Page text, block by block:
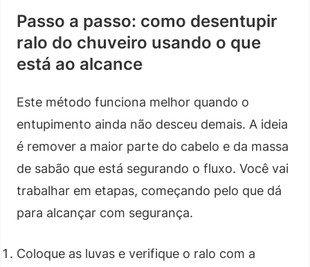
Passo a passo: como desentupir
ralo do chuveiro usando o que
está ao alcance
Este método funciona melhor quando o
entupimento ainda não desceu demais. A ideia
é remover a maior parte do cabelo e da massa
de sabão que está segurando o fluxo. Você vai
trabalhar em etapas, começando pelo que dá
para alcançar com segurança.
Coloque as luvas e verifique o ralo com a